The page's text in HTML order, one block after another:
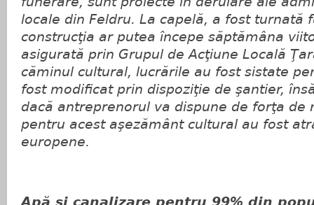
locale din Feldru. La capelă, a fost turnată
construcţia ar putea începe săptămâna
asigurată prin Grupul de Acţiune Locală
căminul cultural, lucrările au fost sistate
fost modificat prin dispoziţie de şantier,
dacă antreprenorul va dispune de forţa de
pentru acest aşezământ cultural au fost
europene.
Apă şi canalizare pentru 99% din